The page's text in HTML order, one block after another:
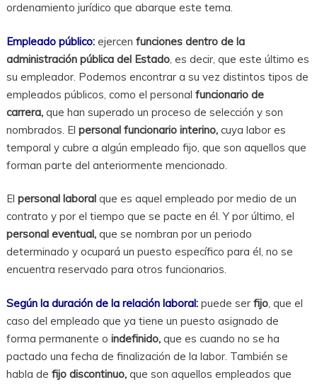
ordenamiento jurídico que abarque este tema.
Empleado público:ejercen funciones dentro de la
administración pública del Estado, es decir, que este último es
su empleador. Podemos encontrar a su vez distintos tipos de
empleados públicos, como el personal funcionario de
carrera,que han superado un proceso de selección y son
nombrados. El personal funcionario interino,cuya labor es
temporal y cubre a algún empleado fijo, que son aquellos que
forman parte del anteriormente mencionado.
El personal laboralque es aquel empleado por medio de un
contrato y por el tiempo que se pacte en él. Y por último, el
personal eventual,que se nombran por un periodo
determinado y ocupará un puesto específico para él, no se
encuentra reservado para otros funcionarios.
Según la duración de la relación laboral:puede ser fijo, que el
caso del empleado que ya tiene un puesto asignado de
forma permanente o indefinido, que es cuando no se ha
pactado una fecha de finalización de la labor. También se
habla de fijo discontinuo,que son aquellos empleados que